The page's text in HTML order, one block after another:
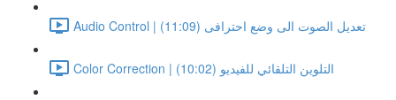
Audio Control | تعديل الصوت الى وضع احترافى (11:09)
Color Correction | التلوين التلقائي للفيديو (10:02)